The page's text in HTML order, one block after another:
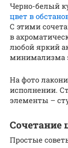
Черно-белый
цвет в
С этими
в
любой яркий
минимализма
На фото
исполнении.
элементы –
Сочетание
Простые